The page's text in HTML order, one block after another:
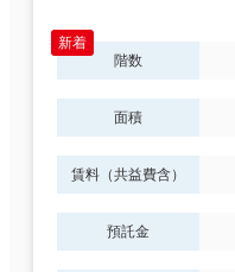
階数
面積
賃料（共益費含）
預託金
その他
制震・免震構造
1フロア面積